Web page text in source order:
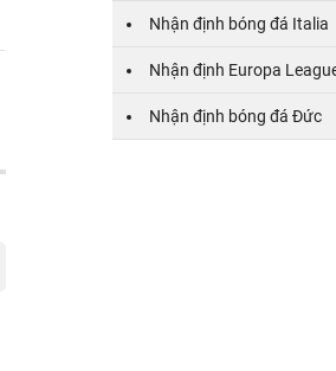
Nhận định bóng đá Italia
Nhận định Europa
Nhận định bóng đá Đức